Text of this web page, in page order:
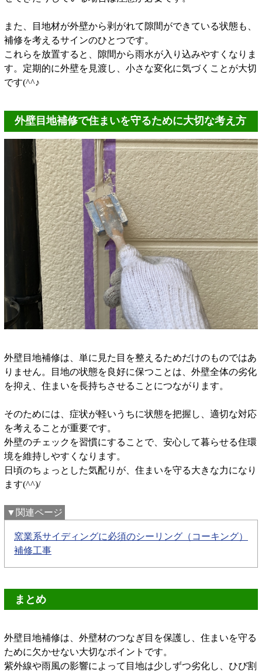
また、目地材が外壁から剥がれて隙間ができている状態も、
補修を考えるサインのひとつです。
これらを放置すると、隙間から雨水が入り込みやすくなりま
す。定期的に外壁を見渡し、小さな変化に気づくことが大切
です(^^♪
外壁目地補修で住まいを守るために大切な考え方
外壁目地補修は、単に見た目を整えるためだけのものではあ
りません。目地の状態を良好に保つことは、外壁全体の劣化
を抑え、住まいを長持ちさせることにつながります。
そのためには、症状が軽いうちに状態を把握し、適切な対応
を考えることが重要です。
外壁のチェックを習慣にすることで、安心して暮らせる住環
境を維持しやすくなります。
日頃のちょっとした気配りが、住まいを守る大きな力になり
ます(^^)/
▼関連ページ
窯業系サイディングに必須のシーリング（コーキング）
補修工事
まとめ
外壁目地補修は、外壁材のつなぎ目を保護し、住まいを守る
ために欠かせない大切なポイントです。
紫外線や雨風の影響によって目地は少しずつ劣化し、ひび割